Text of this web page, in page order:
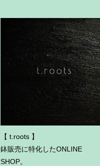
【 t.roots 】
鉢販売に特化したONLINE
SHOP。